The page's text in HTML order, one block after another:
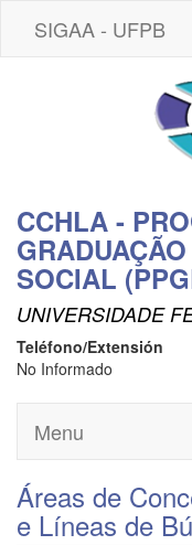
SIGAA - UFPB
CCHLA -
SOCIAL
UNIVERSIDADE
Teléfono/Extensión
No Informado
Menu
Áreas de
e Líneas de